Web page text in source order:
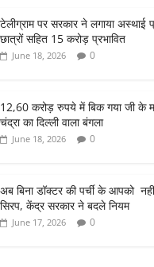
टेलीग्राम पर सरकार ने लगाया अस्थाई
छात्रों सहित 15 करोड़ प्रभावित
June 18, 2026 0
12,60 करोड़ रुपये में बिक गया जी के
चंद्रा का दिल्ली वाला बंगला
June 18, 2026 0
अब बिना डॉक्टर की पर्ची के आपको
सिरप, केंद्र सरकार ने बदले नियम
June 17, 2026 0